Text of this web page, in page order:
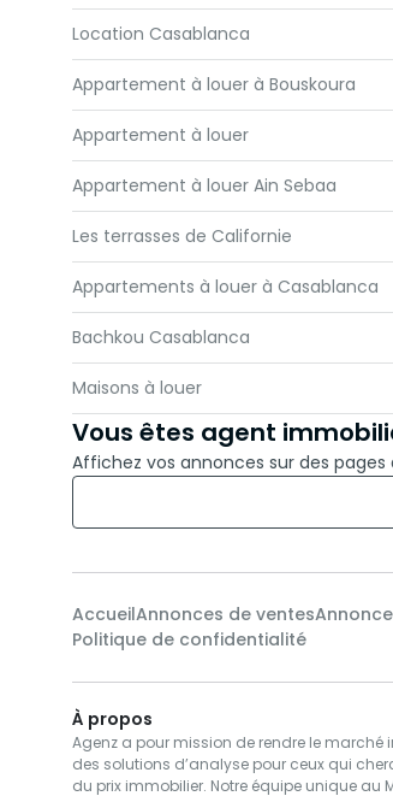
Location Casablanca
Appartement à louer à Bouskoura
Appartement à louer
Appartement à louer Ain Sebaa
Les terrasses de Californie
Appartements à louer à Casablanca
Bachkou Casablanca
Maisons à louer
Vous êtes agent
Affichez vos annonces sur des
AccueilAnnonces de ventes
Politique de confidentialité
À propos
Agenz a pour mission de rendre le
des solutions d’analyse pour ceux qui
du prix immobilier. Notre équipe unique au